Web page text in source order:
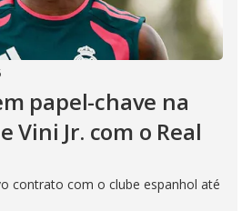
papel-chave na
Vini Jr. com o Real
contrato com o clube espanhol até